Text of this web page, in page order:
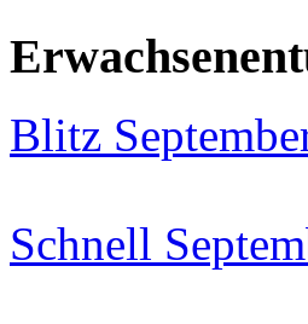
Blitz
Schnell